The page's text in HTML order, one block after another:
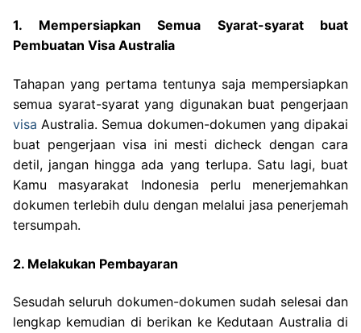
1. Mempersiapkan Semua Syarat-syarat buat
Pembuatan Visa Australia
Tahapan yang pertama tentunya saja mempersiapkan
semua syarat-syarat yang digunakan buat pengerjaan
visa Australia. Semua dokumen-dokumen yang dipakai
buat pengerjaan visa ini mesti dicheck dengan cara
detil, jangan hingga ada yang terlupa. Satu lagi, buat
Kamu masyarakat Indonesia perlu menerjemahkan
dokumen terlebih dulu dengan melalui jasa penerjemah
tersumpah.
2. Melakukan Pembayaran
Sesudah seluruh dokumen-dokumen sudah selesai dan
lengkap kemudian di berikan ke Kedutaan Australia di